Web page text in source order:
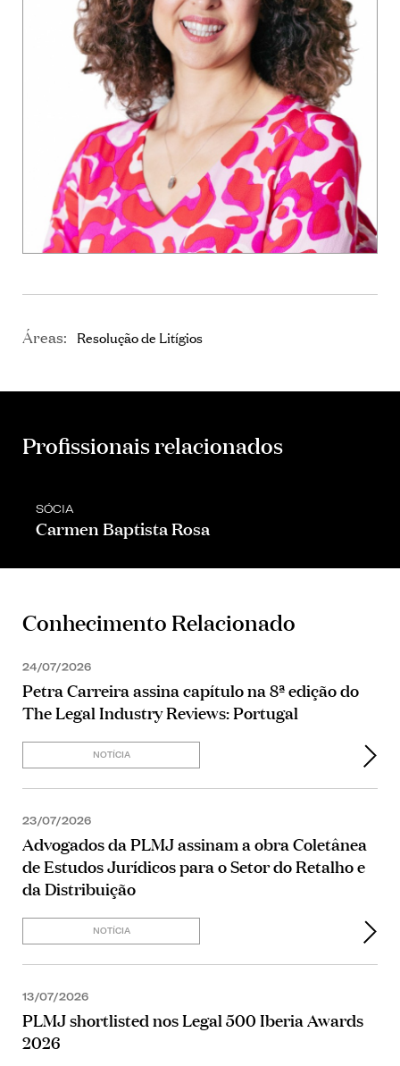
Áreas: Resolução de Litígios
Profissionais relacionados
SÓCIA
Carmen Baptista Rosa
Conhecimento Relacionado
24/07/2026
Petra Carreira assina capítulo na 8ª edição do
The Legal Industry Reviews: Portugal
NOTÍCIA
23/07/2026
Advogados da PLMJ assinam a obra Coletânea
de Estudos Jurídicos para o Setor do Retalho e
da Distribuição
NOTÍCIA
13/07/2026
PLMJ shortlisted nos Legal 500 Iberia Awards
2026